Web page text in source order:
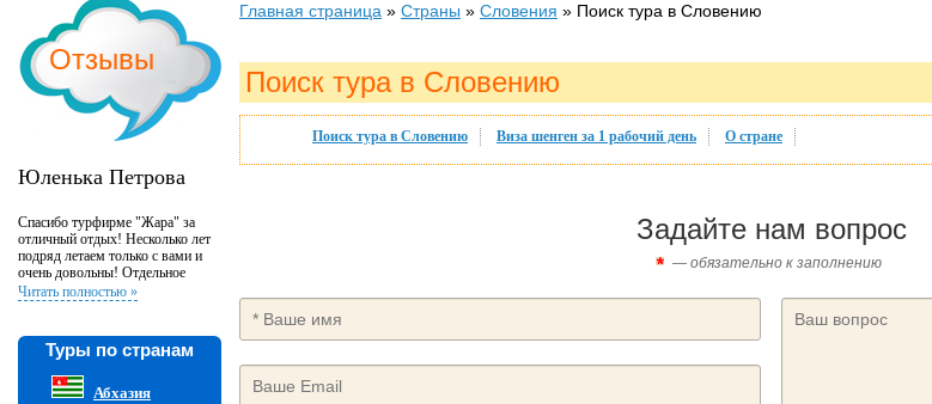
Отзывы
Юленька Петрова
Спасибо турфирме "Жара" за
отличный отдых! Несколько лет
подряд летаем только с вами и
очень довольны! Отдельное
спасибо менеджеру Наталье за
профессиональную работу и
Читать полностью »
Туры по странам
Абхазия
Главная страница » Страны » Словения » Поиск тура в Словению
Поиск тура в Словению
Поиск тура в Словению Виза шенген за 1 рабочий день О стране
Задайте нам вопрос
— обязательно к заполнению